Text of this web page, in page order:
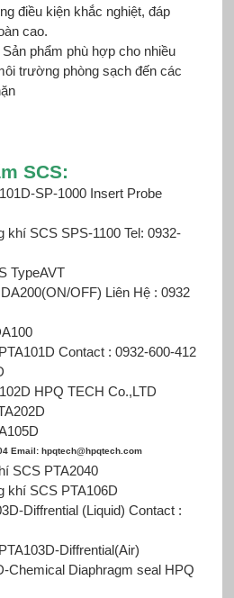
điều kiện khắc nghiệt, đáp
cao.
Sản phẩm phù hợp cho nhiều
trường phòng sạch đến các
SCS:
SP-1000 Insert Probe
SCS SPS-1100 Tel: 0932-
TypeAVT
OFF) Liên Hệ : 0932
Contact : 0932-600-412
HPQ TECH Co.,LTD
Email: hpqtech@hpqtech.com
SCS PTA2040
khí SCS PTA106D
Diffrential (Liquid) Contact :
Diffrential(Air)
Chemical Diaphragm seal HPQ